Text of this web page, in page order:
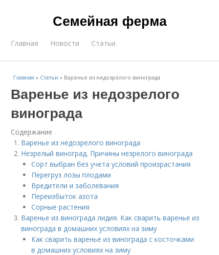
Семейная ферма
Главная Новости Статьи
Главная » Статьи » Варенье из недозрелого винограда
Варенье из недозрелого
винограда
Содержание
Варенье из недозрелого винограда
Незрелый виноград. Причины незрелого винограда
Сорт выбран без учета условий произрастания
Перегруз лозы плодами
Вредители и заболевания
Переизбыток азота
Сорные растения
Варенье из винограда лидия. Как сварить варенье из
винограда в домашних условиях на зиму
Как сварить варенье из винограда с косточками
в домашних условиях на зиму